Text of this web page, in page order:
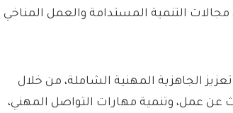
التنمية المستدامة والعمل المناخي
الجاهزية المهنية الشاملة، من خلال
عن عمل، وتنمية مهارات التواصل المهني،